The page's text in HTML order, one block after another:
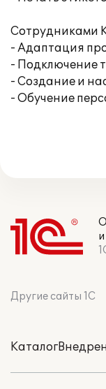
Сотрудниками
- Адаптация
- Подключение
- Создание и
- Обучение
Другие сайты 1С
Каталог